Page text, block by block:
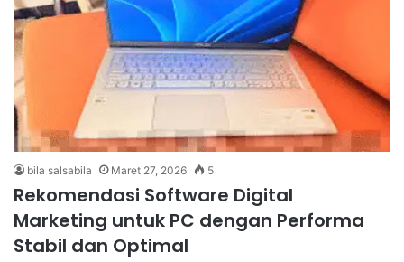
bila salsabila Maret 27, 2026 5
Rekomendasi Software Digital
Marketing untuk PC dengan Performa
Stabil dan Optimal